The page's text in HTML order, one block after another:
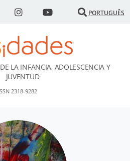
PORTUGUÊS
LA INFANCIA, ADOLESCENCIA Y
JUVENTUD
2318-9282